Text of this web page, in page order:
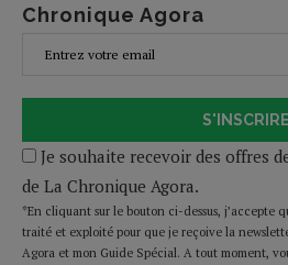
Chronique Agora
S'INSCRIRE
Je souhaite recevoir des offres
de La Chronique Agora.
*En cliquant sur le bouton ci-dessus, j’accepte
traité et exploité pour que je reçoive la
Agora et mon Guide Spécial. A tout moment,